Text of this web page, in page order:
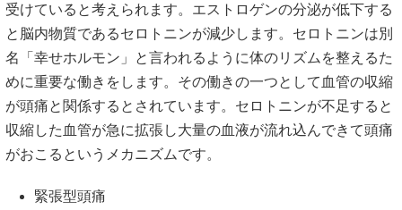
受けていると考えられます。エストロゲンの分泌が低下する
と脳内物質であるセロトニンが減少します。セロトニンは別
名「幸せホルモン」と言われるように体のリズムを整えるた
めに重要な働きをします。その働きの一つとして血管の収縮
が頭痛と関係するとされています。セロトニンが不足すると
収縮した血管が急に拡張し大量の血液が流れ込んできて頭痛
がおこるというメカニズムです。
緊張型頭痛